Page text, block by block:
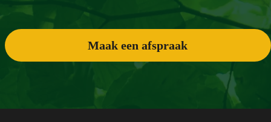
Maak een afspraak